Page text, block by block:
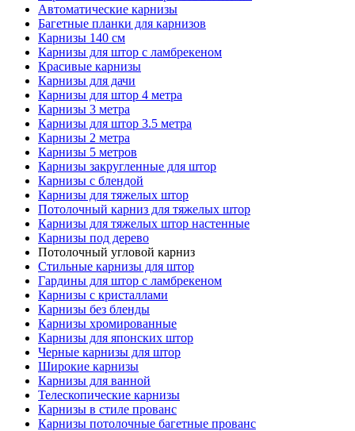
Автоматические карнизы
Багетные планки для карнизов
Карнизы 140 см
Карнизы для штор с ламбрекеном
Красивые карнизы
Карнизы для дачи
Карнизы для штор 4 метра
Карнизы 3 метра
Карнизы для штор 3.5 метра
Карнизы 2 метра
Карнизы 5 метров
Карнизы закругленные для штор
Карнизы с блендой
Карнизы для тяжелых штор
Потолочный карниз для тяжелых штор
Карнизы для тяжелых штор настенные
Карнизы под дерево
Потолочный угловой карниз
Стильные карнизы для штор
Гардины для штор с ламбрекеном
Карнизы с кристаллами
Карнизы без бленды
Карнизы хромированные
Карнизы для японских штор
Черные карнизы для штор
Широкие карнизы
Карнизы для ванной
Телескопические карнизы
Карнизы в стиле прованс
Карнизы потолочные багетные прованс